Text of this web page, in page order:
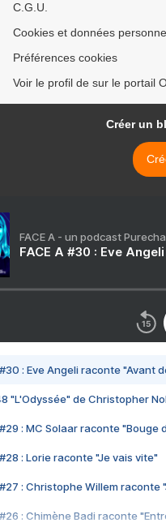
C.G.U.
Cookies et données
Préférences cookies
Voir le profil de sur le portail
Créer un
FACE A - un podcast
FACE A #30 : Eve
#30 : Eve Angeli raconte "Avant
"L'Odyssée" de Christopher
#29 : MC Solaar raconte "Bouge
#28 : Lorie raconte "Je vais vite"
#27 : Christophe Willem raconte
#26 : Chimène Badi raconte